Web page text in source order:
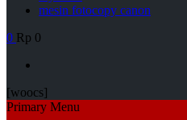
mesin fotocopy canon
0 Rp 0
[woocs]
Primary Menu